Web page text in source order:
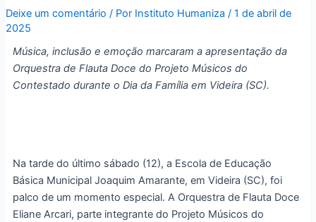
Deixe um comentário / Por Instituto Humaniza / 1 de abril de
2025
Música, inclusão e emoção marcaram a apresentação da
Orquestra de Flauta Doce do Projeto Músicos do
Contestado durante o Dia da Família em Videira (SC).
Na tarde do último sábado (12), a Escola de Educação
Básica Municipal Joaquim Amarante, em Videira (SC), foi
palco de um momento especial. A Orquestra de Flauta Doce
Eliane Arcari, parte integrante do Projeto Músicos do